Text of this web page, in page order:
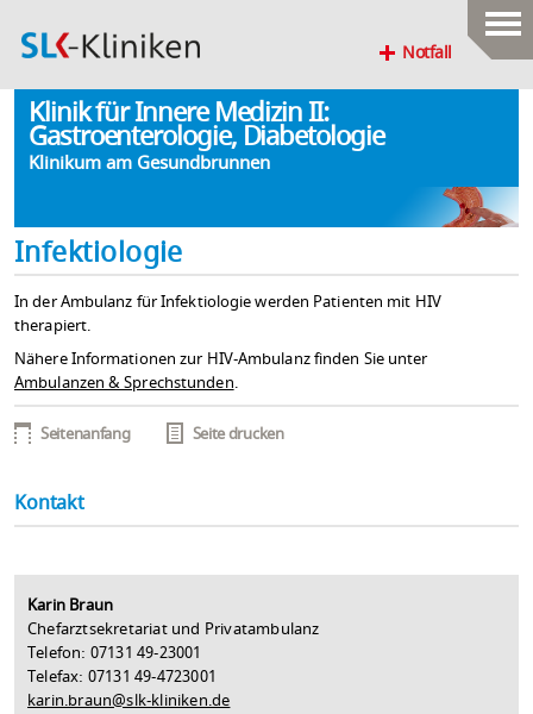
Notfall
Klinik für Innere Medizin II:
Gastroenterologie, Diabetologie
Klinikum am Gesundbrunnen
Infektiologie
In der Ambulanz für Infektiologie werden Patienten mit HIV
therapiert.
Nähere Informationen zur HIV-Ambulanz finden Sie unter
Ambulanzen & Sprechstunden.
Seitenanfang Seite drucken
Kontakt
Karin Braun
Chefarztsekretariat und Privatambulanz
Telefon: 07131 49-23001
Telefax: 07131 49-4723001
karin.braun@slk-kliniken.de